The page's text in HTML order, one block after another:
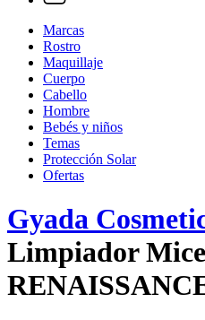
Marcas
Rostro
Maquillaje
Cuerpo
Cabello
Hombre
Bebés y niños
Temas
Protección Solar
Ofertas
Gyada
Limpiador